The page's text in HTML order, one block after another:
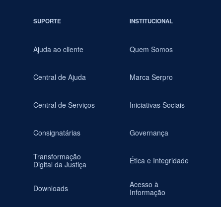
SUPORTE
Ajuda ao cliente
Central de Ajuda
Central de Serviços
Consignatárias
Transformação
Digital da Justiça
Downloads
INSTITUCIONAL
Quem Somos
Marca Serpro
Iniciativas Sociais
Governança
Ética e Integridade
Acesso à
Informação